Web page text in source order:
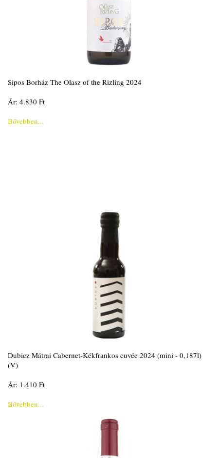
Sipos Borház The Olasz of the Rizling 2024
Ár: 4.830 Ft
Bővebben...
Dubicz Mátrai Cabernet-Kékfrankos cuvée 2024 (mini - 0,187l)
(V)
Ár: 1.410 Ft
Bővebben...